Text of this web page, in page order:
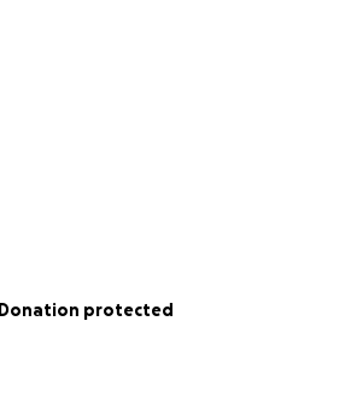
Donation protected